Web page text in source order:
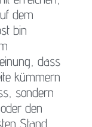
dem
bin
dass
kümmern
sondern
den
Stand